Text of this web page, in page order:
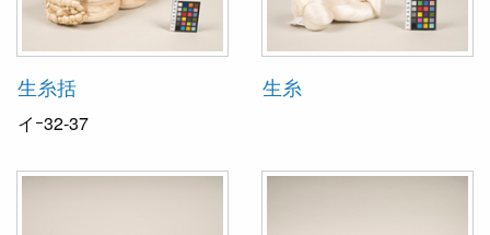
生糸括
イｰ32-37
生糸